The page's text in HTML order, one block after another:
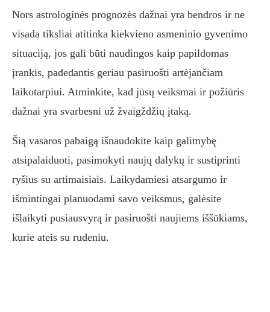
Nors astrologinės prognozės dažnai yra bendros ir ne
visada tiksliai atitinka kiekvieno asmeninio gyvenimo
situaciją, jos gali būti naudingos kaip papildomas
įrankis, padedantis geriau pasiruošti artėjančiam
laikotarpiui. Atminkite, kad jūsų veiksmai ir požiūris
dažnai yra svarbesni už žvaigždžių įtaką.
Šią vasaros pabaigą išnaudokite kaip galimybę
atsipalaiduoti, pasimokyti naujų dalykų ir sustiprinti
ryšius su artimaisiais. Laikydamiesi atsargumo ir
išmintingai planuodami savo veiksmus, galėsite
išlaikyti pusiausvyrą ir pasiruošti naujiems iššūkiams,
kurie ateis su rudeniu.